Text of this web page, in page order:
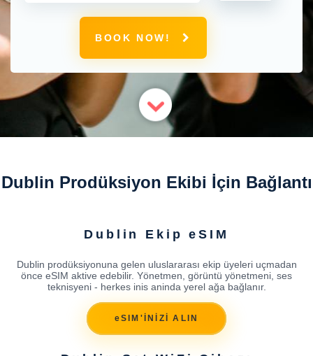
BOOK NOW!
Dublin Prodüksiyon Ekibi İçin Bağlantı
Dublin Ekip eSIM
Dublin prodüksiyonuna gelen uluslararası ekip üyeleri uçmadan
önce eSIM aktive edebilir. Yönetmen, görüntü yönetmeni, ses
teknisyeni - herkes inis aninda yerel ağa bağlanır.
eSIM'İNİZİ ALIN